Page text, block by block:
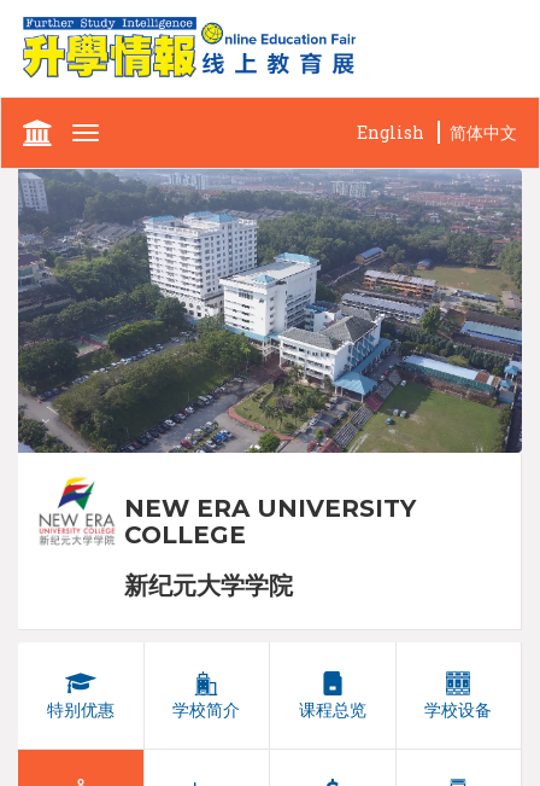
Toggle
English 简体中文
NEW ERA UNIVERSITY
COLLEGE
新纪元大学学院
特别优惠 学校简介 课程总览 学校设备